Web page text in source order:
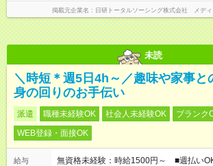
掲載元企業名 日研トータルソーシング株式会社 メディ
未読
＼時短＊週5日4h～／趣味や家事と
身の回りのお手伝い
派遣 職種未経験OK 社会人未経験OK
ブランク
WEB登録・面接OK
給与
無資格未経験：時給1500円～ ■週払い